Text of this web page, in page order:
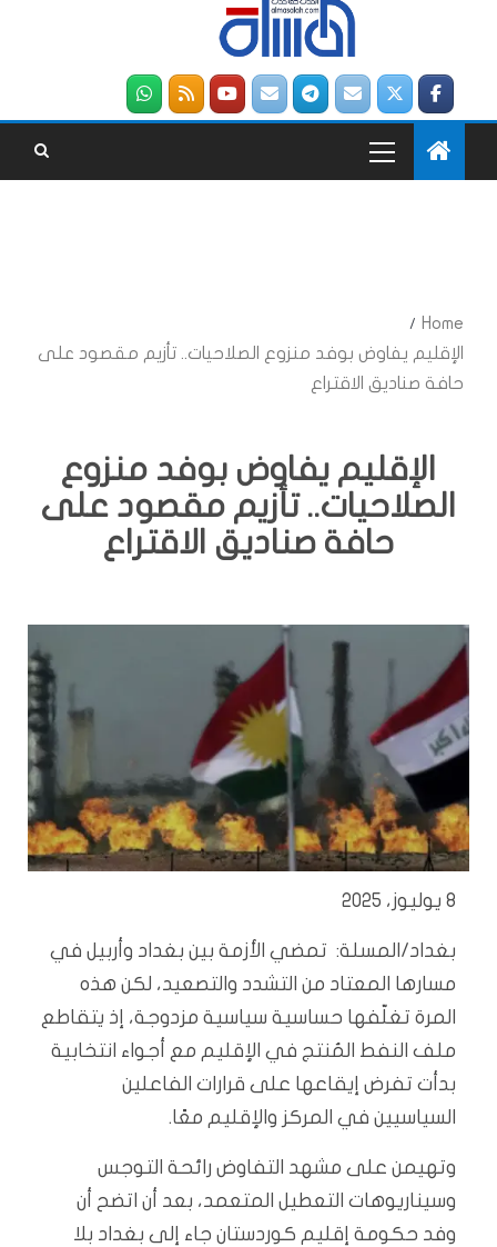
Home
الإقليم يفاوض بوفد منزوع الصلاحيات.. تأزيم مقصود على
حافة صناديق الاقتراع
الإقليم يفاوض بوفد منزوع
الصلاحيات.. تأزيم مقصود على
حافة صناديق الاقتراع
8 يوليوز، 2025
بغداد/المسلة: تمضي الأزمة بين بغداد وأربيل في
مسارها المعتاد من التشدد والتصعيد، لكن هذه
المرة تغلّفها حساسية سياسية مزدوجة، إذ يتقاطع
ملف النفط المُنتج في الإقليم مع أجواء انتخابية
بدأت تفرض إيقاعها على قرارات الفاعلين
السياسيين في المركز والإقليم معًا.
وتهيمن على مشهد التفاوض رائحة التوجس
وسيناريوهات التعطيل المتعمد، بعد أن اتضح أن
وفد حكومة إقليم كوردستان جاء إلى بغداد بلا